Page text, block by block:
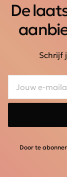
De
Schrijf
Door te